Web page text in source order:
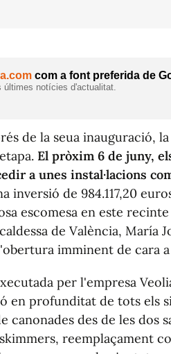
com a font preferida de
últimes notícies d'actualitat.
de la seua inauguració,
El pròxim 6 de juny,
a unes instal·lacions
inversió de 984.117,20
escomesa en este recinte
de València, María
imminent de cara
per l'empresa
en profunditat de tots els
canonades des de les dos
reemplaçament